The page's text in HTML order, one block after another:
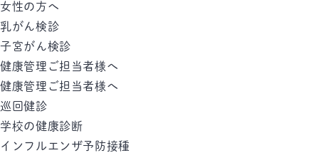
女性の方へ
乳がん検診
子宮がん検診
健康管理ご担当者様へ
健康管理ご担当者様へ
巡回健診
学校の健康診断
インフルエンザ予防接種